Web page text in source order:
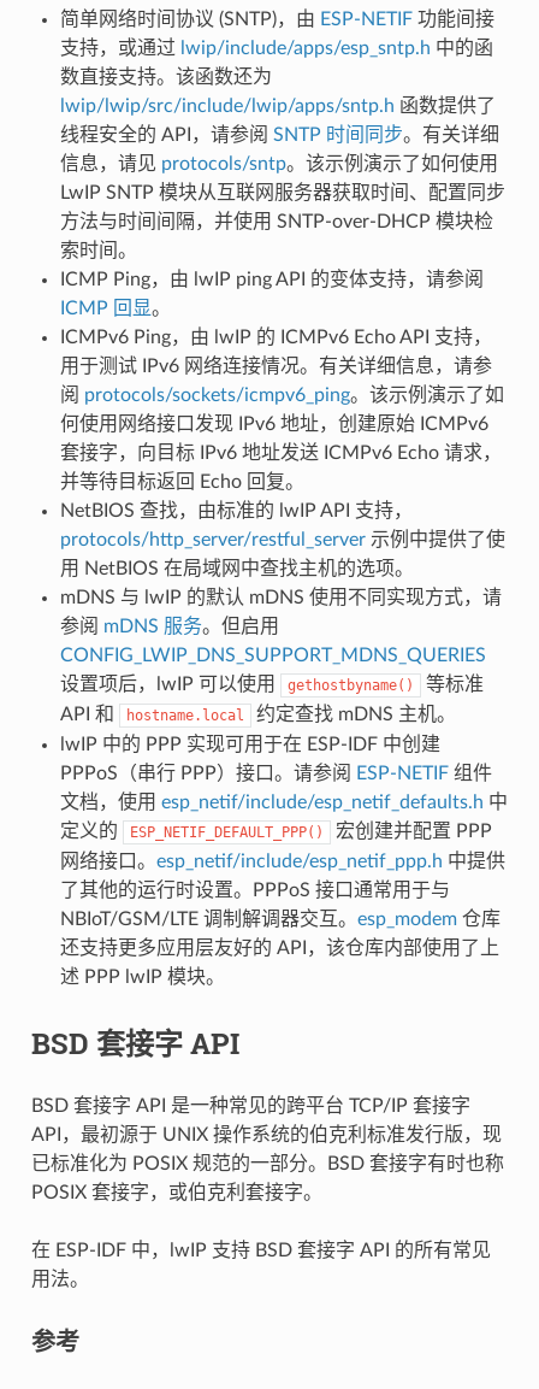
简单网络时间协议 (SNTP)，由 ESP-NETIF功能间接
支持，或通过 lwip/include/apps/esp_sntp.h 中的函
数直接支持。该函数还为
lwip/lwip/src/include/lwip/apps/sntp.h 函数提供了
线程安全的 API，请参阅 SNTP 时间同步。有关详细
信息，请见 protocols/sntp。该示例演示了如何使用
LwIP SNTP 模块从互联网服务器获取时间、配置同步
方法与时间间隔，并使用 SNTP-over-DHCP 模块检
索时间。
ICMP Ping，由 lwIP ping API 的变体支持，请参阅
ICMP 回显。
ICMPv6 Ping，由 lwIP 的 ICMPv6 Echo API 支持，
用于测试 IPv6 网络连接情况。有关详细信息，请参
阅 protocols/sockets/icmpv6_ping。该示例演示了如
何使用网络接口发现 IPv6 地址，创建原始 ICMPv6
套接字，向目标 IPv6 地址发送 ICMPv6 Echo 请求，
并等待目标返回 Echo 回复。
NetBIOS 查找，由标准的 lwIP API 支持，
protocols/http_server/restful_server示例中提供了使
用 NetBIOS 在局域网中查找主机的选项。
mDNS 与 lwIP 的默认 mDNS 使用不同实现方式，请
参阅 mDNS 服务。但启用
CONFIG_LWIP_DNS_SUPPORT_MDNS_QUERIES
设置项后，lwIP 可以使用
gethostbyname()
等标准
API 和
hostname.local
约定查找 mDNS 主机。
lwIP 中的 PPP 实现可用于在 ESP-IDF 中创建
PPPoS（串行 PPP）接口。请参阅
ESP-NETIF组件
文档，使用 esp_netif/include/esp_netif_defaults.h 中
定义的
ESP_NETIF_DEFAULT_PPP()
宏创建并配置 PPP
网络接口。 esp_netif/include/esp_netif_ppp.h 中提供
了其他的运行时设置。PPPoS 接口通常用于与
NBIoT/GSM/LTE 调制解调器交互。 esp_modem仓库
还支持更多应用层友好的 API，该仓库内部使用了上
述 PPP lwIP 模块。
BSD 套接字 API
BSD 套接字 API 是一种常见的跨平台 TCP/IP 套接字
API，最初源于 UNIX 操作系统的伯克利标准发行版，现
已标准化为 POSIX 规范的一部分。BSD 套接字有时也称
POSIX 套接字，或伯克利套接字。
在 ESP-IDF 中，lwIP 支持 BSD 套接字 API 的所有常见
用法。
参考